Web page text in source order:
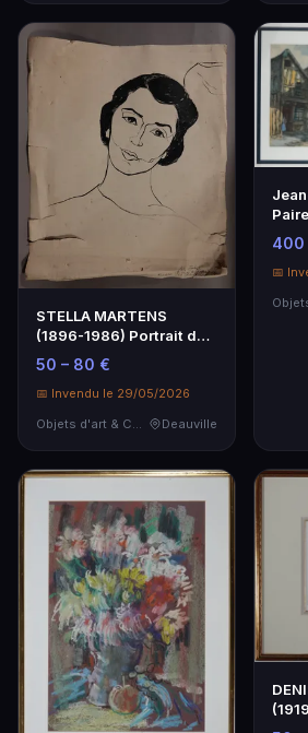
STELLA MARTENS
(1896-1986) Portrait de
dame, encre de chine …
50 – 80 €
📅 Invendu le 29/05/2026
Deauville
1928
400
📅